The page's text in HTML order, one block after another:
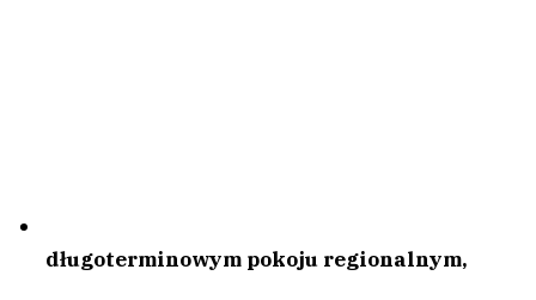
długoterminowym pokoju regionalnym,